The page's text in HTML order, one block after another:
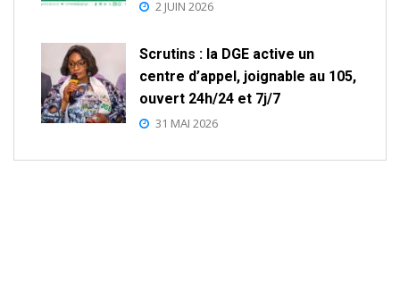
2 JUIN 2026
Scrutins : la DGE active un
centre d’appel, joignable au 105,
ouvert 24h/24 et 7j/7
31 MAI 2026